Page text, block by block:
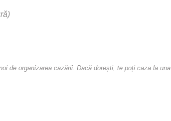
de organizarea cazării. Dacă dorești, te poți caza la